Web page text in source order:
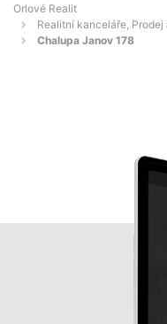
Orlové Realit
Realitní kanceláře,
Chalupa Janov 178